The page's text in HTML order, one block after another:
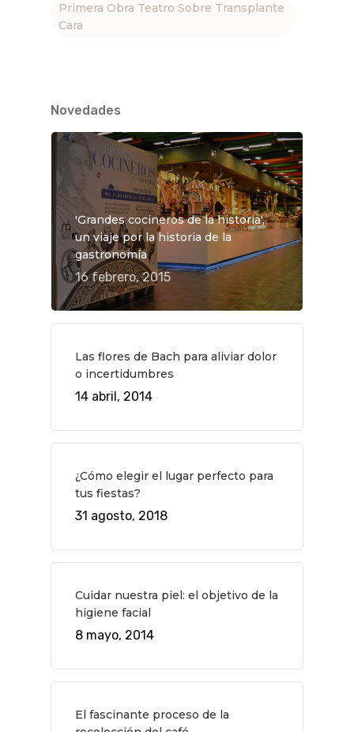
Primera Obra Teatro Sobre Transplante
Cara
Novedades
'Grandes cocineros de la historia',
un viaje por la historia de la
gastronomía
16 febrero, 2015
Las flores de Bach para aliviar dolor
o incertidumbres
14 abril, 2014
¿Cómo elegir el lugar perfecto para
tus fiestas?
31 agosto, 2018
Cuidar nuestra piel: el objetivo de la
higiene facial
8 mayo, 2014
El fascinante proceso de la